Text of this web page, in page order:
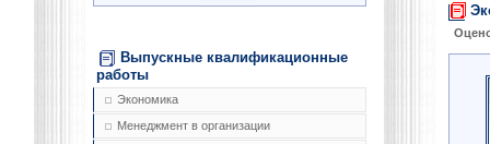
Выпускные квалификационные
работы
Экономика
Менеджмент в организации